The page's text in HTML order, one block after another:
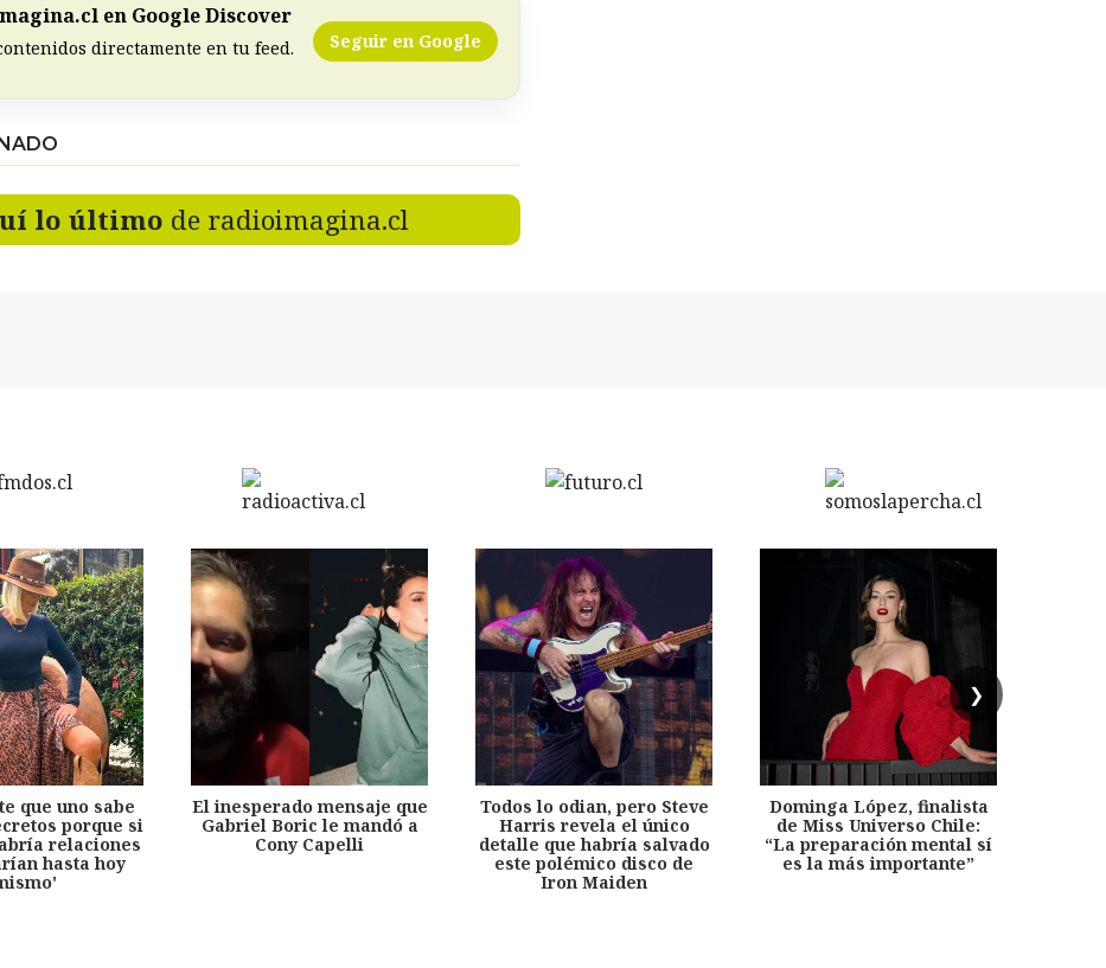
en Google Discover
directamente en tu feed. Seguir en Google
lo último de radioimagina.cl
❯
que uno sabe
porque si
relaciones
hasta hoy
El inesperado mensaje que
Gabriel Boric le mandó a
Cony Capelli
Todos lo odian, pero Steve
Harris revela el único
detalle que habría salvado
este polémico disco de
Iron Maiden
Dominga López, finalista
de Miss Universo Chile:
“La preparación mental sí
es la más importante”